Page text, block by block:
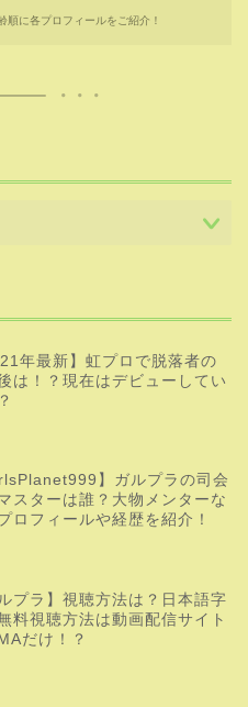
順に各プロフィールをご紹介！
年最新】虹プロで脱落者の
は！？現在はデビューしてい
】ガルプラの司会
スターは誰？大物メンターな
ロフィールや経歴を紹介！
ルプラ】視聴方法は？日本語字
料視聴方法は動画配信サイト
だけ！？